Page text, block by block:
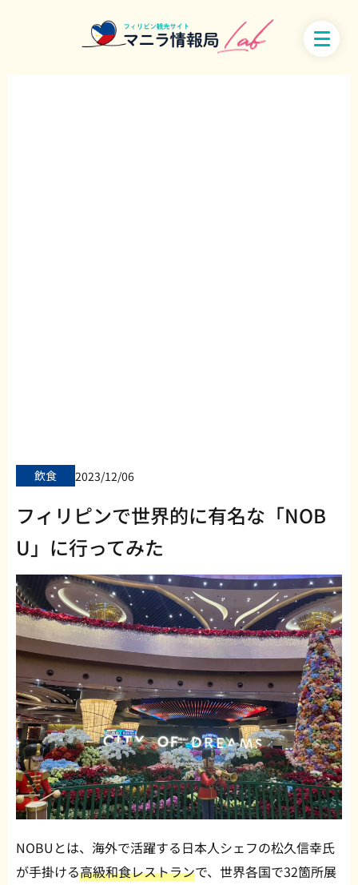
飲食 2023/12/06
フィリピンで世界的に有名な「NOB
U」に行ってみた
NOBUとは、海外で活躍する日本人シェフの松久信幸氏
が手掛ける高級和食レストランで、世界各国で32箇所展